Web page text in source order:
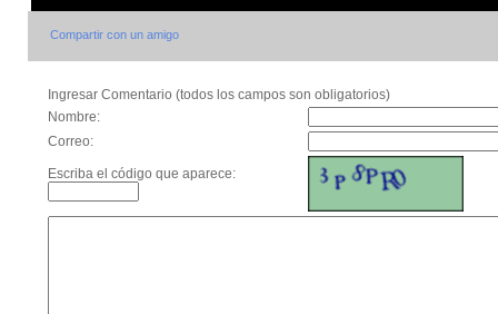
Compartir con un amigo
Ingresar Comentario (todos los campos son obligatorios)
Nombre:
Correo:
Escriba el código que aparece: